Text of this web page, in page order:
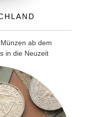
ab dem
in die Neuzeit